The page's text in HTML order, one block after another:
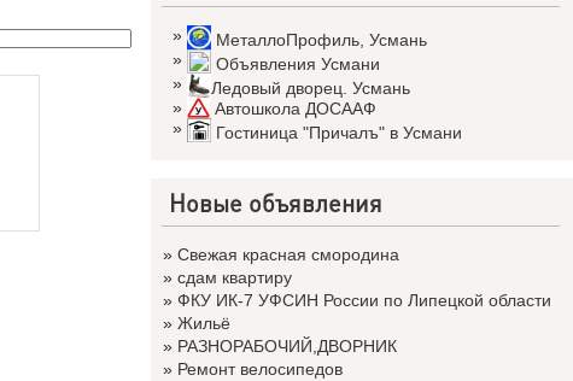
» МеталлоПрофиль Усмань
»
Объявления Усмани
»
Ледовый дворец. Усмань
»
Автошкола ДОСААФ
»
Гостиница "Причалъ" в Усмани
Новые объявления
» Свежая красная смородина
» сдам квартиру
» ФКУ ИК-7 УФСИН России по Липецкой области
» Жильё
» РАЗНОРАБОЧИЙ,ДВОРНИК
» Ремонт велосипедов